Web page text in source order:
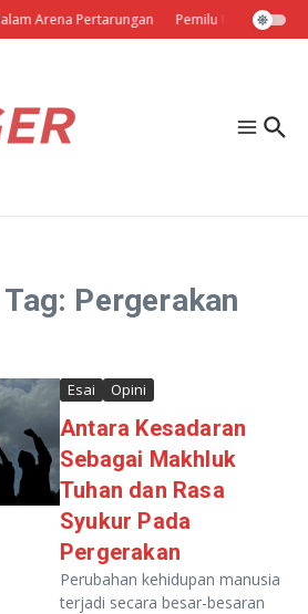
Arena Pertarungan Pemilu Ukraina:
Pergerakan
Esai Opini
Antara Kesadaran
Sebagai Makhluk
Tuhan dan Rasa
Syukur Pada
Pergerakan
Perubahan kehidupan manusia
terjadi secara besar-besaran